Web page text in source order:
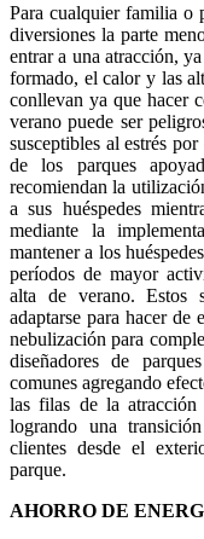
Para cualquier familia o
diversiones la parte
entrar a una atracción,
formado, el calor y las
conllevan ya que hacer
verano puede ser
susceptibles al estrés
de los parques
recomiendan la
a sus huéspedes
mediante la
mantener a los
períodos de mayor
alta de verano. Estos
adaptarse para hacer de
nebulización para
diseñadores de
comunes agregando
las filas de la
logrando una
clientes desde el
parque.
AHORRO DE